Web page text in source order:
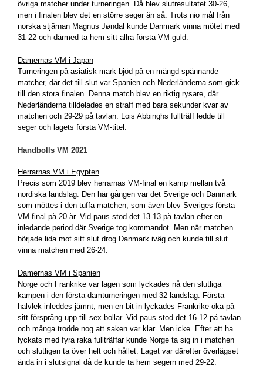
övriga matcher under turneringen. Då blev slutresultatet 30-26,
men i finalen blev det en större seger än så. Trots nio mål från
norska stjärnan Magnus Jøndal kunde Danmark vinna mötet med
31-22 och därmed ta hem sitt allra första VM-guld.
Damernas VM i Japan
Turneringen på asiatisk mark bjöd på en mängd spännande
matcher, där det till slut var Spanien och Nederländerna som gick
till den stora finalen. Denna match blev en riktig rysare, där
Nederländerna tilldelades en straff med bara sekunder kvar av
matchen och 29-29 på tavlan. Lois Abbinghs fullträff ledde till
seger och lagets första VM-titel.
Handbolls VM 2021
Herrarnas VM i Egypten
Precis som 2019 blev herrarnas VM-final en kamp mellan två
nordiska landslag. Den här gången var det Sverige och Danmark
som möttes i den tuffa matchen, som även blev Sveriges första
VM-final på 20 år. Vid paus stod det 13-13 på tavlan efter en
inledande period där Sverige tog kommandot. Men när matchen
började lida mot sitt slut drog Danmark iväg och kunde till slut
vinna matchen med 26-24.
Damernas VM i Spanien
Norge och Frankrike var lagen som lyckades nå den slutliga
kampen i den första damturneringen med 32 landslag. Första
halvlek inleddes jämnt, men en bit in lyckades Frankrike öka på
sitt försprång upp till sex bollar. Vid paus stod det 16-12 på tavlan
och många trodde nog att saken var klar. Men icke. Efter att ha
lyckats med fyra raka fullträffar kunde Norge ta sig in i matchen
och slutligen ta över helt och hållet. Laget var därefter överlägset
ända in i slutsignal då de kunde ta hem segern med 29-22.